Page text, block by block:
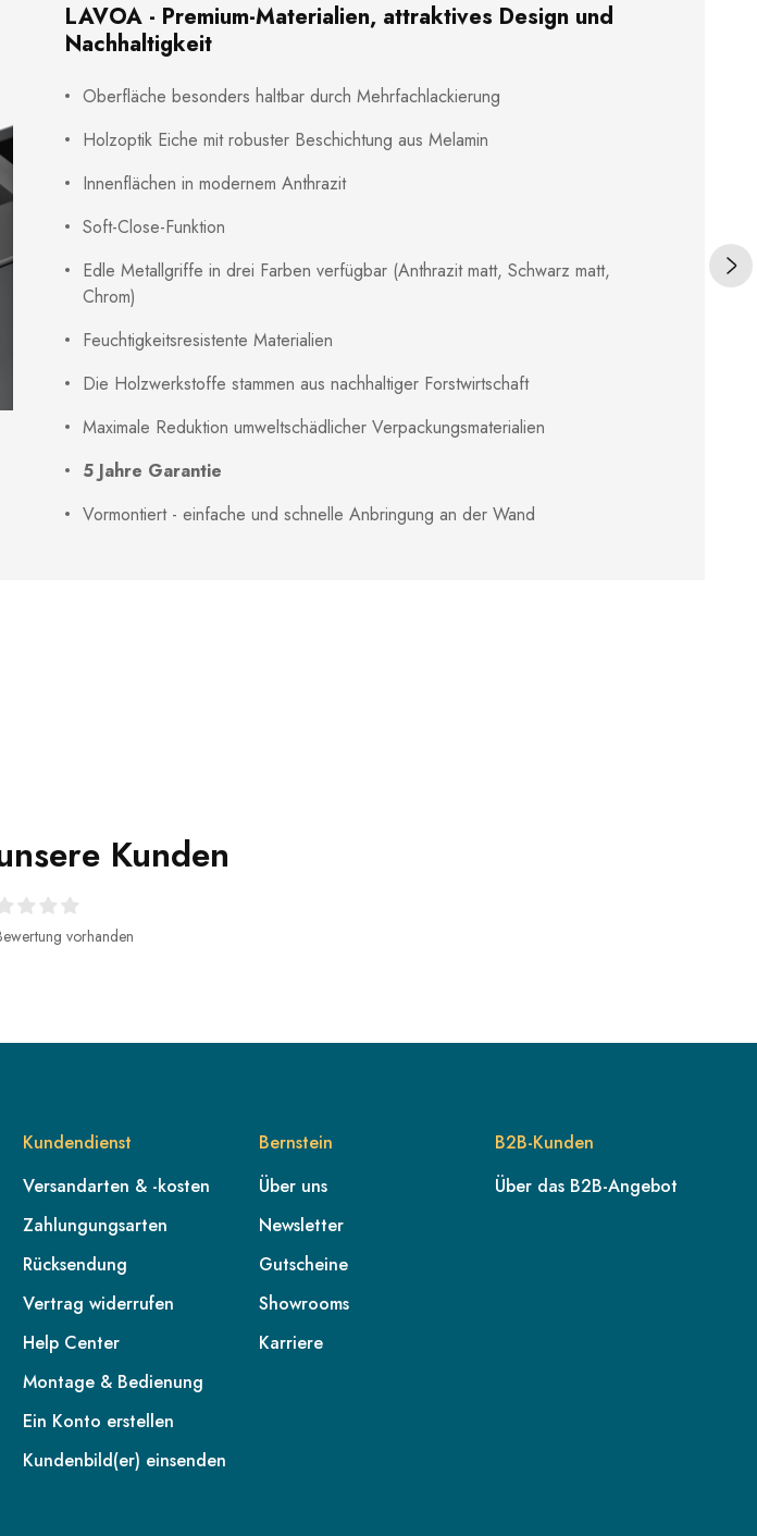
LAVOA - Premium-Materialien, attraktives Design und
Nachhaltigkeit
Oberfläche besonders haltbar durch Mehrfachlackierung
Holzoptik Eiche mit robuster Beschichtung aus Melamin
Innenflächen in modernem Anthrazit
Soft-Close-Funktion
Edle Metallgriffe in drei Farben verfügbar (Anthrazit matt, Schwarz matt,
Chrom)
Feuchtigkeitsresistente Materialien
Die Holzwerkstoffe stammen aus nachhaltiger Forstwirtschaft
Maximale Reduktion umweltschädlicher Verpackungsmaterialien
5 Jahre Garantie
Vormontiert - einfache und schnelle Anbringung an der Wand
Kunden
vorhanden
Bernstein
Über uns
Newsletter
Gutscheine
Showrooms
Karriere
Kundendienst
Versandarten & -kosten
Zahlungungsarten
Rücksendung
Vertrag widerrufen
Help Center
Montage & Bedienung
Ein Konto erstellen
Kundenbild(er) einsenden
B2B-Kunden
Über das B2B-Angebot